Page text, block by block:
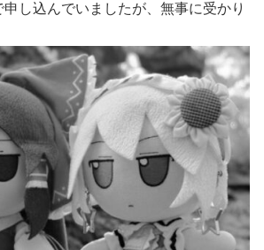
申し込んでいましたが、無事に受かり